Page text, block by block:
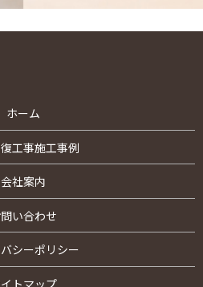
ホーム
工事施工事例
会社案内
い合わせ
シーポリシー
トマップ